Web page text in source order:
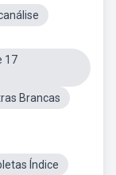
17
Brancas
Índice